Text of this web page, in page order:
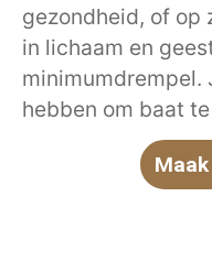
gezondheid, of op
in lichaam en
minimumdrempel.
hebben om baat